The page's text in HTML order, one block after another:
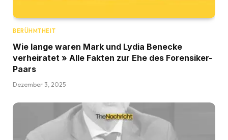
BERÜHMTHEIT
Wie lange waren Mark und Lydia Benecke
verheiratet » Alle Fakten zur Ehe des Forensiker-
Paars
Dezember 3, 2025